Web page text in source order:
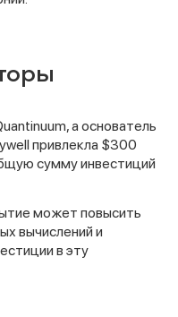
а основатель
привлекла $300
сумму инвестиций
может повысить
вычислений и
в эту